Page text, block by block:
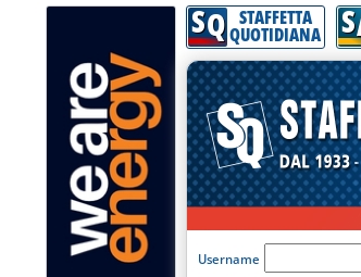
SQ STAFFETTA
QUOTIDIANA S
'Modulo Login
Username